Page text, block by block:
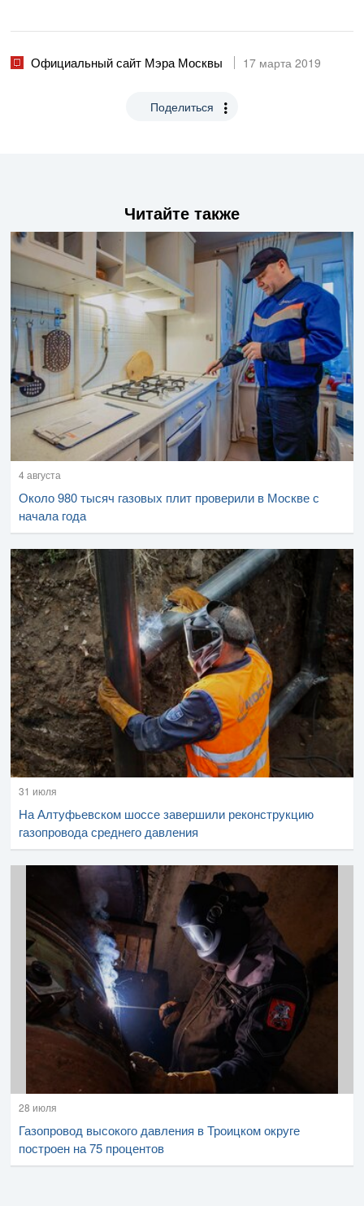
Официальный сайт Мэра Москвы 17 марта 2019
Поделиться
Читайте также
4 августа
Около 980 тысяч газовых плит проверили в Москве с
начала года
31 июля
На Алтуфьевском шоссе завершили реконструкцию
газопровода среднего давления
28 июля
Газопровод высокого давления в Троицком округе
построен на 75 процентов